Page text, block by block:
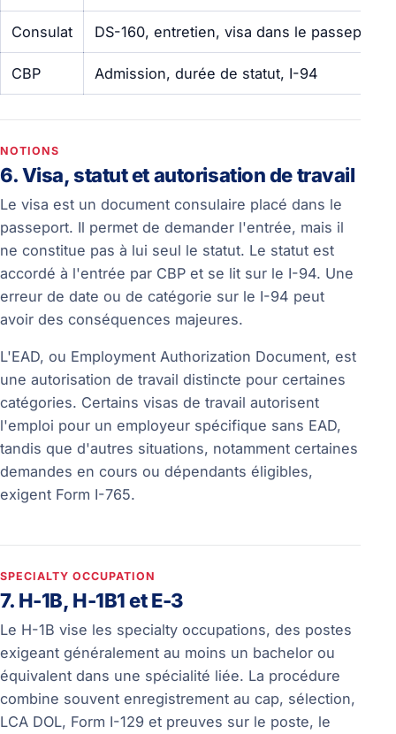
Consulat DS-160, entretien, visa dans le passeport
CBP Admission, durée de statut, I-94
NOTIONS
6. Visa, statut et autorisation de travail
Le visa est un document consulaire placé dans le
passeport. Il permet de demander l'entrée, mais il
ne constitue pas à lui seul le statut. Le statut est
accordé à l'entrée par CBP et se lit sur le I-94. Une
erreur de date ou de catégorie sur le I-94 peut
avoir des conséquences majeures.
L'EAD, ou Employment Authorization Document, est
une autorisation de travail distincte pour certaines
catégories. Certains visas de travail autorisent
l'emploi pour un employeur spécifique sans EAD,
tandis que d'autres situations, notamment certaines
demandes en cours ou dépendants éligibles,
exigent Form I-765.
SPECIALTY OCCUPATION
7. H-1B, H-1B1 et E-3
Le H-1B vise les specialty occupations, des postes
exigeant généralement au moins un bachelor ou
équivalent dans une spécialité liée. La procédure
combine souvent enregistrement au cap, sélection,
LCA DOL, Form I-129 et preuves sur le poste, le